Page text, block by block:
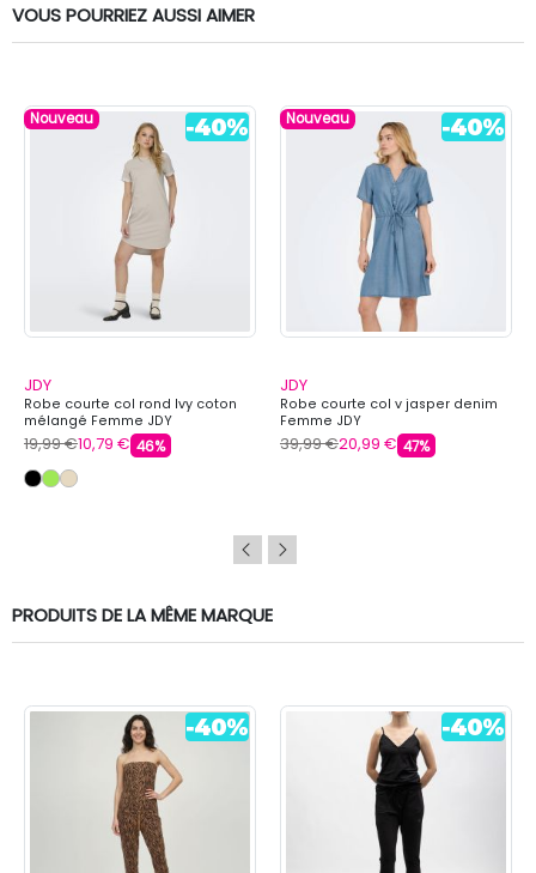
VOUS POURRIEZ AUSSI AIMER
Nouveau
JDY
Robe courte col rond Ivy coton
mélangé Femme JDY
19,99 €10,79 € 46%
Nouveau
JDY
Robe courte col v jasper denim
Femme JDY
39,99 €20,99 € 47%
PRODUITS DE LA MÊME MARQUE